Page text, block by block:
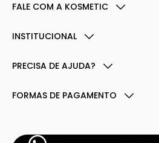
FALE COM A KOSMETIC
INSTITUCIONAL
PRECISA DE AJUDA?
FORMAS DE PAGAMENTO